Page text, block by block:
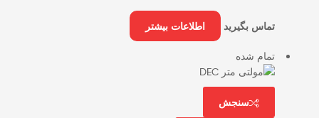
تماس بگیرید اطلاعات بیشتر
تمام شده
سنجش